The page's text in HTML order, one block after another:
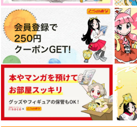
サンプル
作品詳細
サンプル
作品詳細